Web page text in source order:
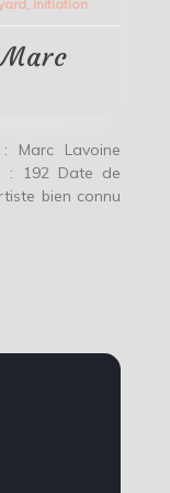
Marc
initiation
Marc Lavoine
: 192 Date de
bien connu